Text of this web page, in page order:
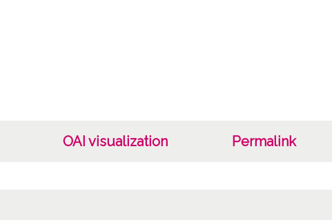
OAI visualization Permalink